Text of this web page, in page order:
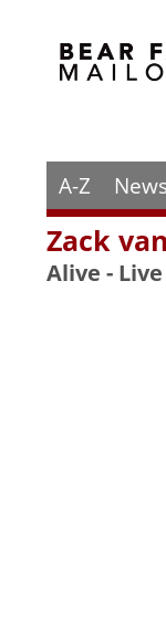
A-Z News
Zack
Alive -